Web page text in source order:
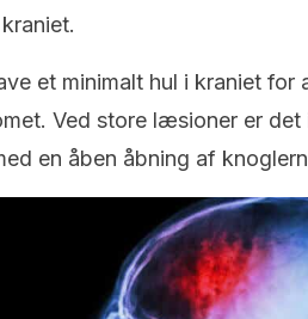
et minimalt hul i kraniet
Ved store læsioner er det
en åben åbning af